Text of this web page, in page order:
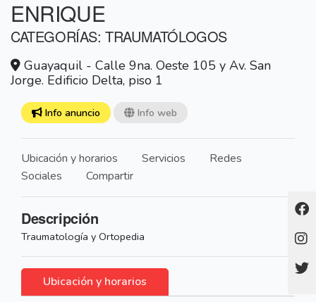
ENRIQUE
CATEGORÍAS: TRAUMATÓLOGOS
Guayaquil - Calle 9na. Oeste 105 y Av. San
Jorge. Edificio Delta, piso 1
Info anuncio Info web
Ubicación y horarios Servicios
Redes
Sociales
Compartir
Descripción
Traumatología y Ortopedia
Ubicación y horarios